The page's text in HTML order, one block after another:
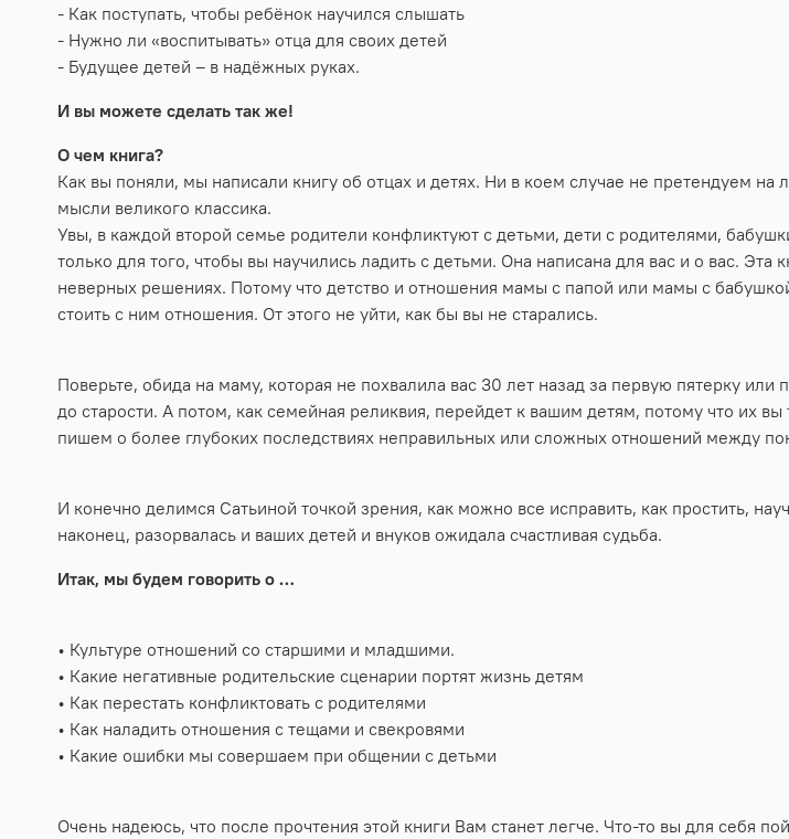
- Как поступать, чтобы ребёнок научился слышать
- Нужно ли «воспитывать» отца для своих детей
- Будущее детей – в надёжных руках.
И вы можете сделать так же!
О чем книга?
Как вы поняли, мы написали книгу об отцах и детях. Ни в коем случае не претендуем
мысли великого классика.
Увы, в каждой второй семье родители конфликтуют с детьми, дети с родителями,
только для того, чтобы вы научились ладить с детьми. Она написана для вас и о вас.
неверных решениях. Потому что детство и отношения мамы с папой или мамы с
стоить с ним отношения. От этого не уйти, как бы вы не старались.
Поверьте, обида на маму, которая не похвалила вас 30 лет назад за первую пятерку
до старости. А потом, как семейная реликвия, перейдет к вашим детям, потому что их
пишем о более глубоких последствиях неправильных или сложных отношений между
И конечно делимся Сатьиной точкой зрения, как можно все исправить, как простить,
наконец, разорвалась и ваших детей и внуков ожидала счастливая судьба.
Итак, мы будем говорить о …
• Культуре отношений со старшими и младшими.
• Какие негативные родительские сценарии портят жизнь детям
• Как перестать конфликтовать с родителями
• Как наладить отношения с тещами и свекровями
• Какие ошибки мы совершаем при общении с детьми
Очень надеюсь, что после прочтения этой книги Вам станет легче. Что-то вы для себя